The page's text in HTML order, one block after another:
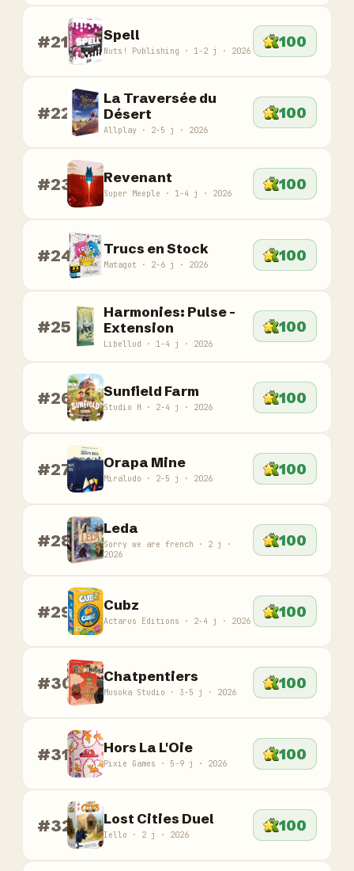
#21 Spell
Nuts! Publishing · 1-2 j · 2026 100
#22
La Traversée du
Désert
Allplay · 2-5 j · 2026
100
#23 Revenant
Super Meeple · 1-4 j · 2026 100
#24 Trucs en Stock
Matagot · 2-6 j · 2026 100
#25
Harmonies: Pulse -
Extension
Libellud · 1-4 j · 2026
100
#26 Sunfield Farm
Studio H · 2-4 j · 2026 100
#27 Orapa Mine
Miraludo · 2-5 j · 2026 100
#28
Leda
Sorry we are french · 2 j ·
2026
100
#29 Cubz
Actarus Editions · 2-4 j · 2026 100
#30 Chatpentiers
Musoka Studio · 3-5 j · 2026 100
#31 Hors La L'Oie
Pixie Games · 5-9 j · 2026 100
#32 Lost Cities Duel
Iello · 2 j · 2026 100